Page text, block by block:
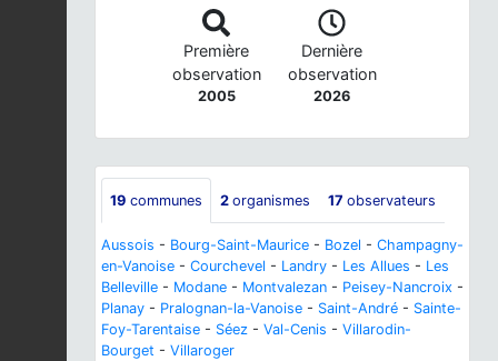
Première
observation
2005
Dernière
observation
2026
19 communes 2 organismes 17 observateurs
Aussois - Bourg-Saint-Maurice - Bozel - Champagny-
en-Vanoise - Courchevel - Landry - Les Allues - Les
Belleville - Modane - Montvalezan - Peisey-Nancroix -
Planay - Pralognan-la-Vanoise - Saint-André - Sainte-
Foy-Tarentaise - Séez - Val-Cenis - Villarodin-
Bourget - Villaroger